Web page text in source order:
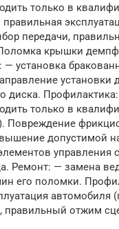
только в
передачи,
крышки
установка
установки
диска.
только в
Повреждение
допустимой
управления
Ремонт: — замена
его поломки.
автомобиля
правильный отжим